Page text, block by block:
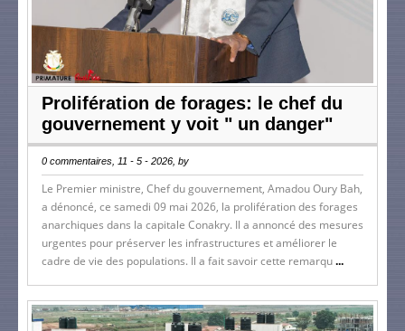
Prolifération de forages: le chef du
gouvernement y voit " un danger"
0 commentaires, 11 - 5 - 2026, by
Le Premier ministre, Chef du gouvernement, Amadou Oury Bah,
a dénoncé, ce samedi 09 mai 2026, la prolifération des forages
anarchiques dans la capitale Conakry. Il a annoncé des mesures
urgentes pour préserver les infrastructures et améliorer le
cadre de vie des populations. Il a fait savoir cette remarqu...